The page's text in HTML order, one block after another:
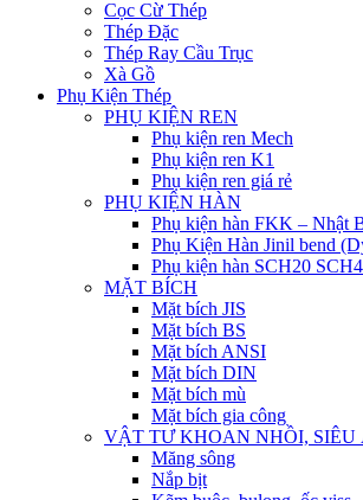
Cọc Cừ Thép
Thép Đặc
Thép Ray Cầu Trục
Xà Gồ
Phụ Kiện Thép
PHỤ KIỆN REN
Phụ kiện ren Mech
Phụ kiện ren K1
Phụ kiện ren giá rẻ
PHỤ KIỆN HÀN
Phụ kiện hàn FKK – Nhật
Phụ Kiện Hàn Jinil bend
Phụ kiện hàn SCH20
MẶT BÍCH
Mặt bích JIS
Mặt bích BS
Mặt bích ANSI
Mặt bích DIN
Mặt bích mù
Mặt bích gia công
VẬT TƯ KHOAN NHỒI, SIÊU
Măng sông
Nắp bịt